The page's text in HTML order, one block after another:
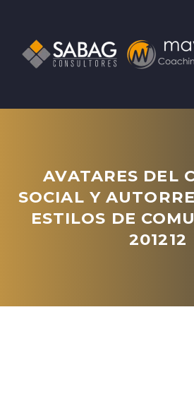
AVATARES DEL
SOCIAL Y
ESTILOS DE
201212